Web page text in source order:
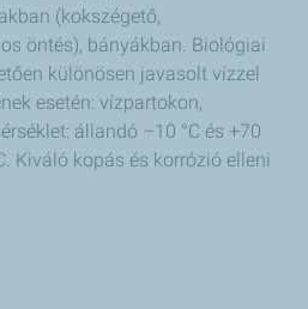
(kokszégető,
öntés), bányákban. Biológiai
különösen javasolt vízzel
esetén: vízpartokon,
állandó –10 °C és +70
Kiváló kopás és korrózió elleni